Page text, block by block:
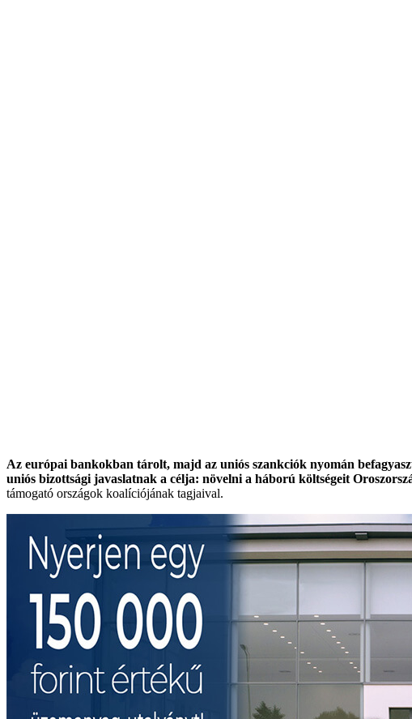
Az európai bankokban tárolt, majd az uniós szankciók nyomán
uniós bizottsági javaslatnak a célja: növelni a háború költségeit
támogató országok koalíciójának tagjaival.